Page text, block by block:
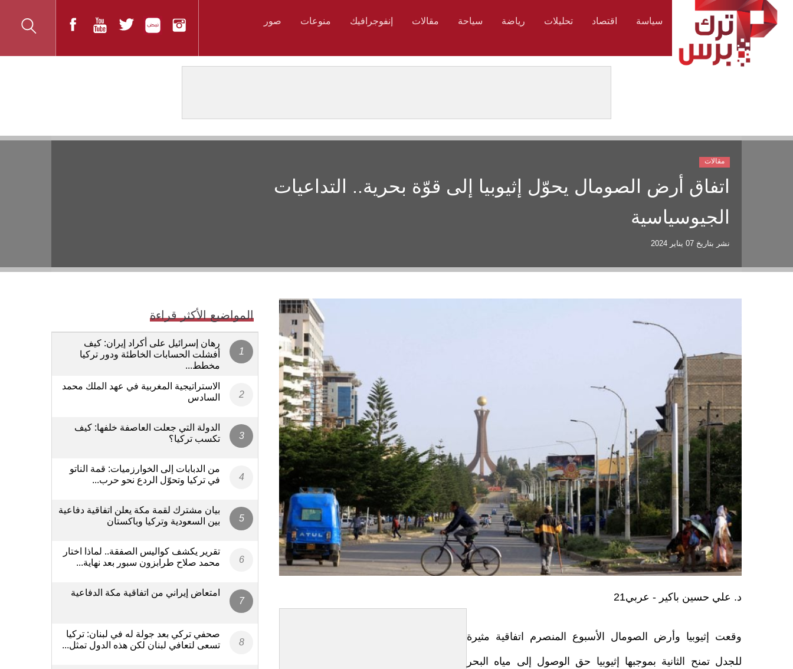
سياسة اقتصاد تحليلات رياضة سياحة مقالات إنفوجرافيك منوعات صور
اتفاق أرض الصومال يحوّل إثيوبيا إلى قوّة بحرية.. التداعيات
الجيوسياسية
نشر بتاريخ 07 يناير 2024
مقالات
د. علي حسين باكير - عربي21
وقعت إثيوبيا وأرض الصومال الأسبوع المنصرم اتفاقية مثيرة
للجدل تمنح الثانية بموجبها إثيوبيا حق الوصول إلى مياه البحر
المواضيع الأكثر قراءة
رهان إسرائيل على أكراد إيران: كيف
أفشلت الحسابات الخاطئة ودور تركيا
مخطط...
الاستراتيجية المغربية في عهد الملك محمد
السادس
الدولة التي جعلت العاصفة خلفها: كيف
تكسب تركيا؟
من الدبابات إلى الخوارزميات: قمة الناتو
في تركيا وتحوّل الردع نحو حرب...
بيان مشترك لقمة مكة يعلن اتفاقية دفاعية
بين السعودية وتركيا وباكستان
تقرير يكشف كواليس الصفقة.. لماذا اختار
محمد صلاح طرابزون سبور بعد نهاية...
امتعاض إيراني من اتفاقية مكة الدفاعية
صحفي تركي بعد جولة له في لبنان: تركيا
تسعى لتعافي لبنان لكن هذه الدول تمثل...